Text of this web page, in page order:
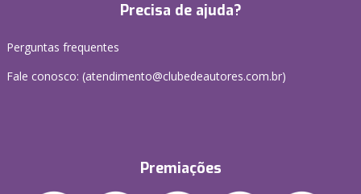
Precisa de ajuda?
Perguntas frequentes
Fale conosco: (atendimento@clubedeautores.com.br)
Premiações